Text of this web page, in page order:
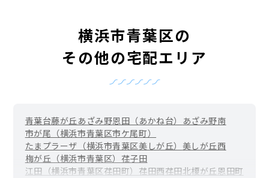
横浜市青葉区の
その他の宅配エリア
青葉台藤が丘あざみ野恩田（あかね台）
あざみ野南
市が尾（横浜市青葉区市ケ尾町）
たまプラーザ（横浜市青葉区美しが丘） 美しが丘西
梅が丘（横浜市青葉区） 荏子田
江田（横浜市青葉区荏田町） 荏田西荏田北榎が丘恩田町